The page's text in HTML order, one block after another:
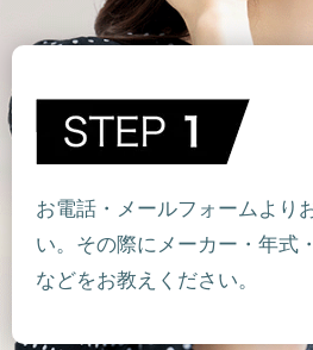
お電話・メールフォームより
い。その際にメーカー・年式
などをお教えください。